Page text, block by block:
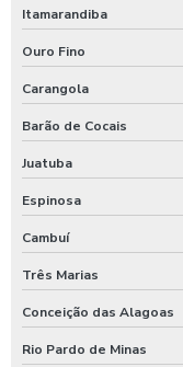
Shampoozeira a ar
Shampoozeira automotiva
Shampoozeira
Shampoozeira
Shampoozeira
Shampoozeira eletrônica
Shampoozeira industrial
Itamarandiba
Ouro Fino
Carangola
Barão de Cocais
Juatuba
Espinosa
Cambuí
Três Marias
Conceição das Alagoas
Rio Pardo de Minas